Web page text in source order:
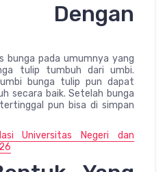
Dengan
bunga pada umumnya yang
tulip tumbuh dari umbi.
bunga tulip pun dapat
secara baik. Setelah bunga
pun bisa di simpan
Universitas Negeri dan